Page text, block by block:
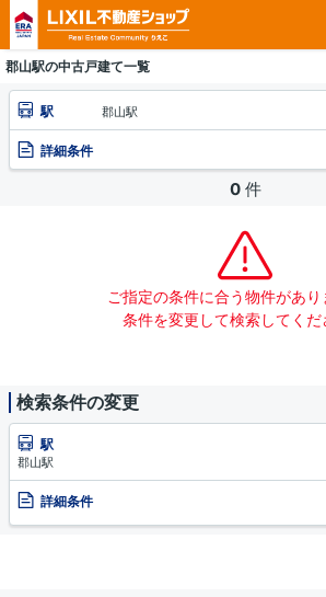
郡山駅の中古戸建て一覧
駅 郡山駅
詳細条件
0 件
ご指定の条件に合う物件があり
条件を変更して検索してくだ
検索条件の変更
駅
郡山駅
詳細条件